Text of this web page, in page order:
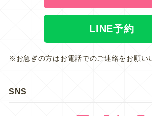
LINE予約
※お急ぎの方はお電話でのご連絡をお願い
SNS